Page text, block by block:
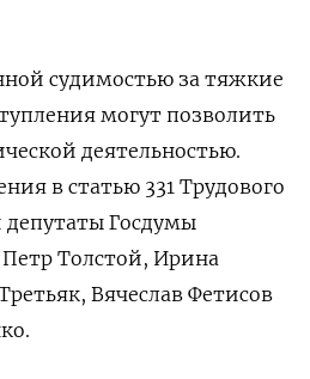
судимостью за тяжкие
могут позволить
деятельностью.
в статью 331 Трудового
Госдумы
Толстой, Ирина
Вячеслав Фетисов